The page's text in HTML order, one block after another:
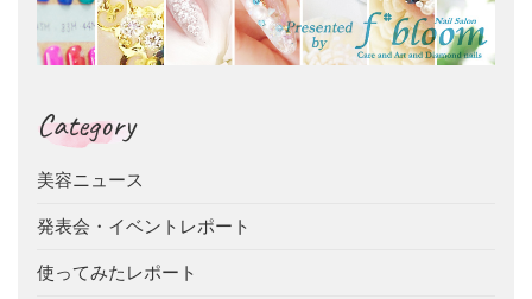
Category
美容ニュース
発表会・イベントレポート
使ってみたレポート